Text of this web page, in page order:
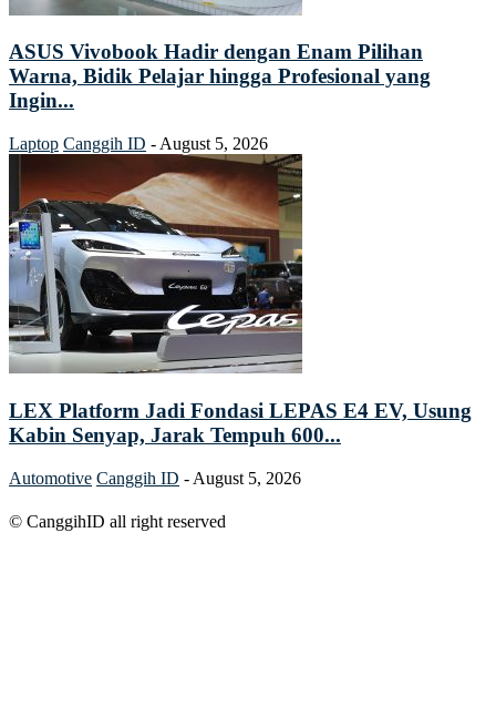
ASUS Vivobook Hadir dengan Enam Pilihan
Warna, Bidik Pelajar hingga Profesional yang
Ingin...
Laptop Canggih ID - August 5, 2026
LEX Platform Jadi Fondasi LEPAS E4 EV, Usung
Kabin Senyap, Jarak Tempuh 600...
Automotive Canggih ID - August 5, 2026
© CanggihID all right reserved